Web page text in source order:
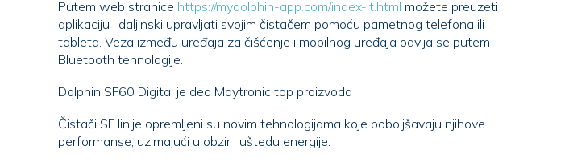
Putem web stranice https://mydolphin-app.com/index-it.html
aplikaciju i daljinski upravljati svojim čistačem pomoću pametnog telefona ili
tableta. Veza između uređaja za čišćenje i mobilnog uređaja odvija se putem
Bluetooth tehnologije.
Dolphin SF60 Digital je deo Maytronic top proizvoda
Čistači SF linije opremljeni su novim tehnologijama koje poboljšavaju njihove
performanse, uzimajući u obzir i uštedu energije.